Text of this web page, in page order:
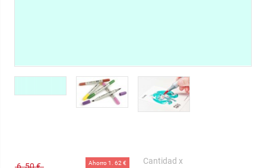
Ahorro 1. 62 € Cantidad x